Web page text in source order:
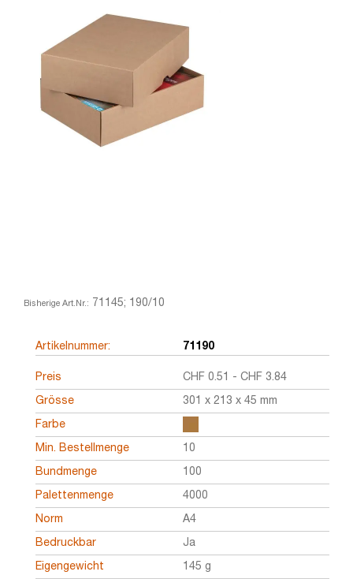
Bisherige Art.Nr.: 71145; 190/10
Artikelnummer: 71190
Preis CHF 0.51 - CHF 3.84
Grösse 301 x 213 x 45 mm
Farbe
Min. Bestellmenge 10
Bundmenge 100
Palettenmenge 4000
Norm A4
Bedruckbar Ja
Eigengewicht 145 g